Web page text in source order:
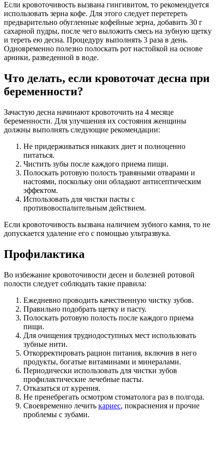
Если кровоточивость вызвана гингивитом, то рекомендуется
использовать зерна кофе. Для этого следует перетереть
предварительно обугленные кофейные зерна, добавить 30 г
сахарной пудры, после чего выложить смесь на зубную щетку
и тереть ею десна. Процедуру выполнять 3 раза в день.
Одновременно полезно полоскать рот настойкой на основе
арники, разведенной в воде.
Что делать, если кровоточат десна при
беременности?
Зачастую десна начинают кровоточить на 4 месяце
беременности. Для улучшения их состояния женщины
должны выполнять следующие рекомендации:
Не придерживаться никаких диет и полноценно
питаться.
Чистить зубы после каждого приема пищи.
Полоскать ротовую полость травяными отварами и
настоями, поскольку они обладают антисептическим
эффектом.
Использовать для чистки пасты с
противовоспалительным действием.
Если кровоточивость вызвана наличием зубного камня, то не
допускается удаление его с помощью ультразвука.
Профилактика
Во избежание кровоточивости десен и болезней ротовой
полости следует соблюдать такие правила:
Ежедневно проводить качественную чистку зубов.
Правильно подобрать щетку и пасту.
Полоскать ротовую полость после каждого приема
пищи.
Для очищения труднодоступных мест использовать
зубные нити.
Откорректировать рацион питания, включив в него
продукты, богатые витаминами и минералами.
Периодически использовать для чистки зубов
профилактические лечебные пасты.
Отказаться от курения.
Не пренебрегать осмотром стоматолога раз в полгода.
Своевременно лечить кариес, покраснения и прочие
проблемы с зубами.